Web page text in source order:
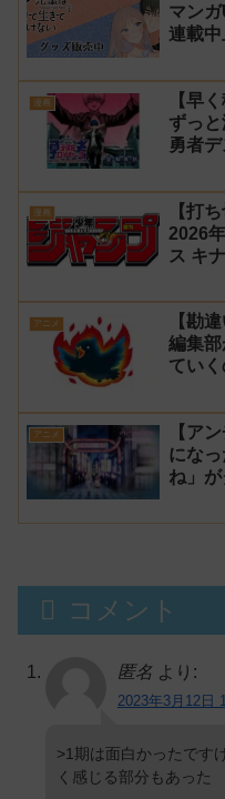
マン
連載中
漫画
【早
ずっ
勇者
漫画
【打
2026
ス キ
アニメ
【勘
編集
てい
ス】
アニメ
【ア
にな
ね」
コメント
匿名 より:
2023年3月12日
>1期は面白かったです
く感じる部分もあった